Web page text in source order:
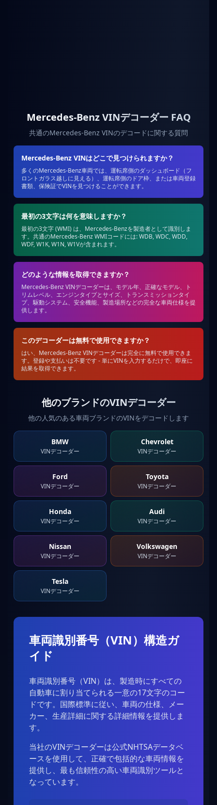
Mercedes-Benz VINデコーダー FAQ
共通のMercedes-Benz VINのデコードに関する質問
Mercedes-Benz VINはどこで見つけられますか？
多くのMercedes-Benz車両では、運転席側のダッシュボード（フ
ロントガラス越しに見える）、運転席側のドア枠、または車両登録
書類、保険証でVINを見つけることができます。
最初の3文字は何を意味しますか？
最初の3文字 (WMI) は、Mercedes-Benzを製造者として識別しま
す。共通のMercedes-Benz WMIコードには: WDB, WDC, WDD,
WDF, W1K, W1N, W1Vが含まれます。
どのような情報を取得できますか？
Mercedes-Benz VINデコーダーは、モデル年、正確なモデル、ト
リムレベル、エンジンタイプとサイズ、トランスミッションタイ
プ、駆動システム、安全機能、製造場所などの完全な車両仕様を提
供します。
このデコーダーは無料で使用できますか？
はい、Mercedes-Benz VINデコーダーは完全に無料で使用できま
す。登録や支払いは不要です - 単にVINを入力するだけで、即座に
結果を取得できます。
他のブランドのVINデコーダー
他の人気のある車両ブランドのVINをデコードします
BMW
VINデコーダー
Chevrolet
VINデコーダー
Ford
VINデコーダー
Toyota
VINデコーダー
Honda
VINデコーダー
Audi
VINデコーダー
Nissan
VINデコーダー
Volkswagen
VINデコーダー
Tesla
VINデコーダー
車両識別番号（VIN）構造ガ
イド
車両識別番号（VIN）は、製造時にすべての
自動車に割り当てられる一意の17文字のコー
ドです。国際標準に従い、車両の仕様、メー
カー、生産詳細に関する詳細情報を提供しま
す。
当社のVINデコーダーは公式NHTSAデータベ
ースを使用して、正確で包括的な車両情報を
提供し、最も信頼性の高い車両識別ツールと
なっています。